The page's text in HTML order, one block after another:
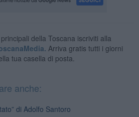
della Toscana iscriviti alla
Arriva gratis tutti i giorni
tua casella di posta.
anche:
di Adolfo Santoro